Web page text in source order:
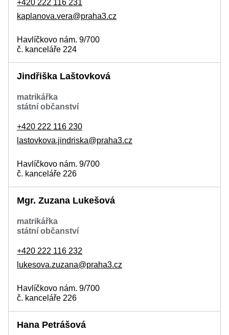
+420 222 116 231
kaplanova.vera@praha3.cz
Havlíčkovo nám. 9/700
č. kanceláře 224
Jindřiška Laštovková
matrikářka
státní občanství
+420 222 116 230
lastovkova.jindriska@praha3.cz
Havlíčkovo nám. 9/700
č. kanceláře 226
Mgr. Zuzana Lukešová
matrikářka
státní občanství
+420 222 116 232
lukesova.zuzana@praha3.cz
Havlíčkovo nám. 9/700
č. kanceláře 226
Hana Petrášová